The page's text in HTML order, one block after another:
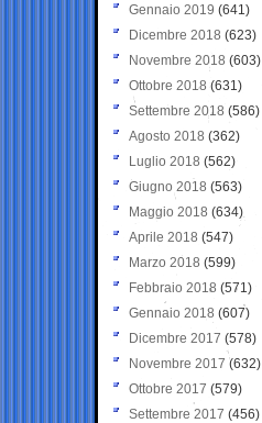
Gennaio 2019 (641)
Dicembre 2018 (623)
Novembre 2018 (603)
Ottobre 2018 (631)
Settembre 2018 (586)
Agosto 2018 (362)
Luglio 2018 (562)
Giugno 2018 (563)
Maggio 2018 (634)
Aprile 2018 (547)
Marzo 2018 (599)
Febbraio 2018 (571)
Gennaio 2018 (607)
Dicembre 2017 (578)
Novembre 2017 (632)
Ottobre 2017 (579)
Settembre 2017 (456)